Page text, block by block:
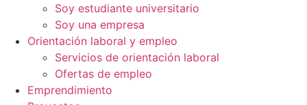
Soy estudiante universitario
Soy una empresa
Orientación laboral y empleo
Servicios de orientación laboral
Ofertas de empleo
Emprendimiento